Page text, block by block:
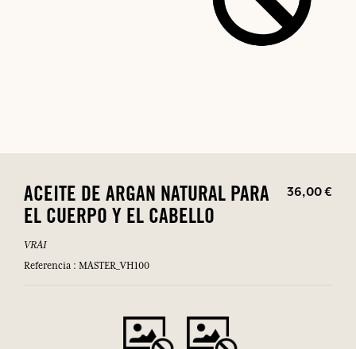
ACEITE DE ARGAN NATURAL PARA
EL CUERPO Y EL CABELLO
36,00 €
VRAI
Referencia : MASTER_VH100